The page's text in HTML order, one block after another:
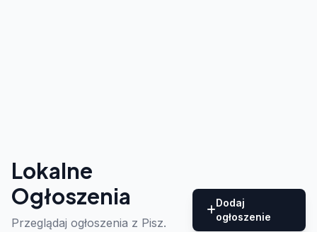
Lokalne
Ogłoszenia
Przeglądaj ogłoszenia z Pisz.
Dodaj
ogłoszenie